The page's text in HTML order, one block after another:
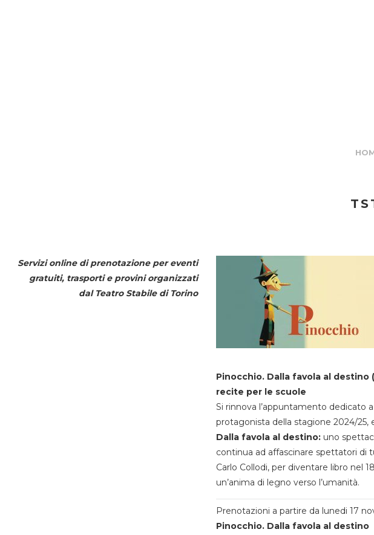
Servizi online di prenotazione per eventi
gratuiti, trasporti e provini organizzati
dal Teatro Stabile di Torino
Pinocchio. Dalla favola al destino
recite per le scuole
Si rinnova l’appuntamento dedicato
protagonista della stagione 2024/25,
Dalla favola al destino:uno
continua ad affascinare spettatori di
Carlo Collodi, per diventare libro nel
un’anima di legno verso l’umanità.
Prenotazioni a partire da lunedi 17
Pinocchio. Dalla favola al destino